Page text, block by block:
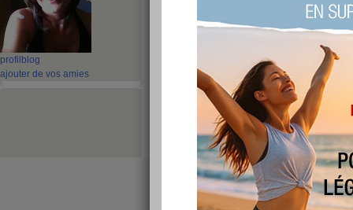
profil blog
ajouter de vos amies
enfin le soleil!!